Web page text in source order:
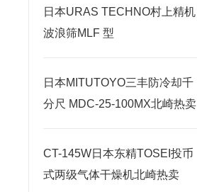
日本URAS TECHNO村上精机
波浪筛MLF 型
日本MITUTOYO三丰防冷却千
分尺 MDC-25-100MX北崎热卖
CT-145W日本东精TOSEI投币
式两级气体干燥机北崎热卖